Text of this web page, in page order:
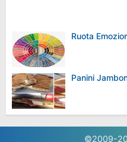
Ruota
Panini
©2009-